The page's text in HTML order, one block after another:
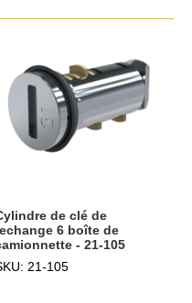
de clé de
6 boîte de
- 21-105
21-105